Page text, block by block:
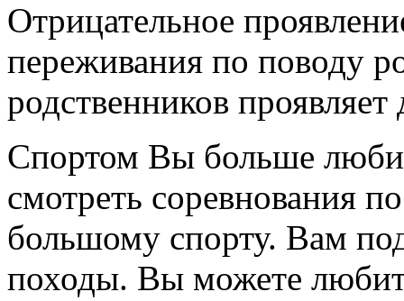
Отрицательное
переживания по поводу
родственников
Спортом Вы больше
смотреть соревнования
большому спорту. Вам
походы. Вы можете